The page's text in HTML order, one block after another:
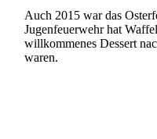
Auch 2015 war das
Jugenfeuerwehr hat
willkommenes Dessert
waren.